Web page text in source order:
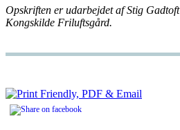
Opskriften er udarbejdet af Stig
Kongskilde Friluftsgård.